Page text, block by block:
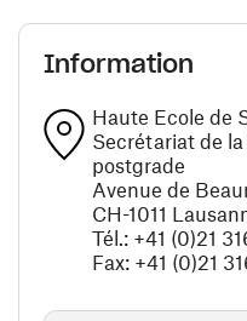
Information
Haute Ecole de
Secrétariat de
postgrade
Avenue de
CH-1011
Tél.: +41 (0)21
Fax: +41 (0)21